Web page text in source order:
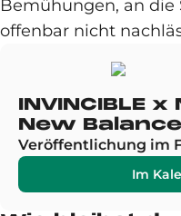
Bemühungen, an die
offenbar nicht
INVINCIBLE x
New
Veröffentlichung im
Im